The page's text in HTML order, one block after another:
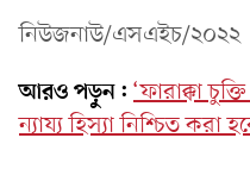
নিউজনাউ/এসএইচ/২০২২
আরও পড়ুন: ‘ফারাক্কা
ন্যায্য হিস্যা নিশ্চিত করা